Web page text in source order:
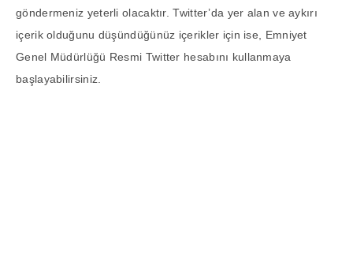
göndermeniz yeterli olacaktır. Twitter’da yer alan ve aykırı
içerik olduğunu düşündüğünüz içerikler için ise, Emniyet
Genel Müdürlüğü Resmi Twitter hesabını kullanmaya
başlayabilirsiniz.